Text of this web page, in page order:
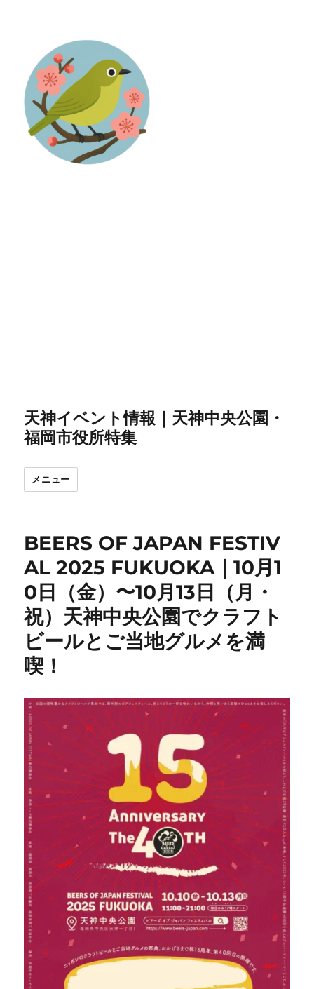
天神イベント情報｜天神中央公園・
福岡市役所特集
メニュー
BEERS OF JAPAN FESTIV
AL 2025 FUKUOKA｜10月1
0日（金）〜10月13日（月・
祝）天神中央公園でクラフト
ビールとご当地グルメを満
喫！